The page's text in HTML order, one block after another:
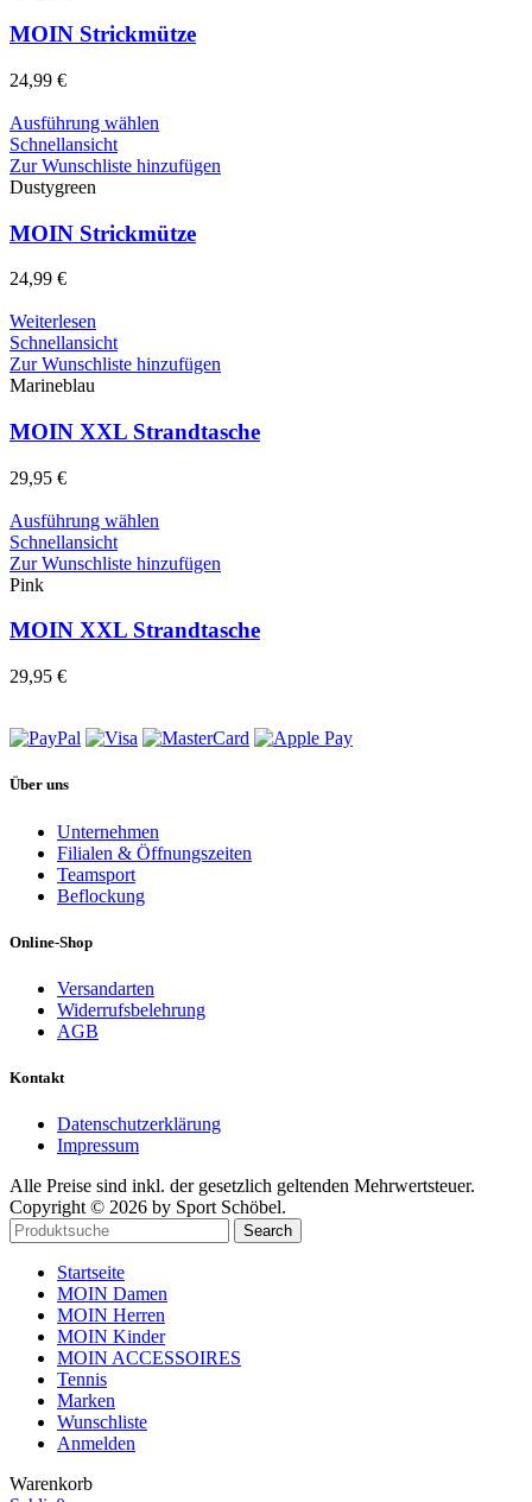
auf.
Die
der
Produktseite
gewählt
MOIN Strickmütze
24,99 €
Ausführung wählen
weist
auf.
Die
Produktseite
gewählt
Schnellansicht
Zur Wunschliste hinzufügen
Dustygreen
MOIN Strickmütze
24,99 €
Weiterlesen
Schnellansicht
Zur Wunschliste hinzufügen
Marineblau
MOIN XXL Strandtasche
29,95 €
Ausführung wählen
weist
auf.
der
Schnellansicht
Zur Wunschliste hinzufügen
Pink
MOIN XXL Strandtasche
29,95 €
Über uns
Unternehmen
Filialen & Öffnungszeiten
Teamsport
Beflockung
Online-Shop
Versandarten
Widerrufsbelehrung
AGB
Kontakt
Datenschutzerklärung
Impressum
Alle Preise sind inkl. der gesetzlich geltenden Mehrwertsteuer.
Copyright © 2026 by Sport Schöbel.
Search
Startseite
MOIN Damen
MOIN Herren
MOIN Kinder
MOIN ACCESSOIRES
Tennis
Marken
Wunschliste
Anmelden
Warenkorb